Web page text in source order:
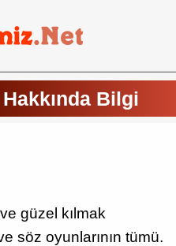
Bilgi
güzel kılmak
söz oyunlarının tümü.